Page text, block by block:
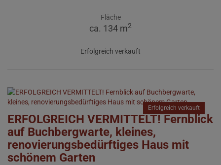
Fläche
ca. 134 m2
Erfolgreich verkauft
Erfolgreich verkauft
ERFOLGREICH VERMITTELT! Fernblick
auf Buchbergwarte, kleines,
renovierungsbedürftiges Haus mit
schönem Garten